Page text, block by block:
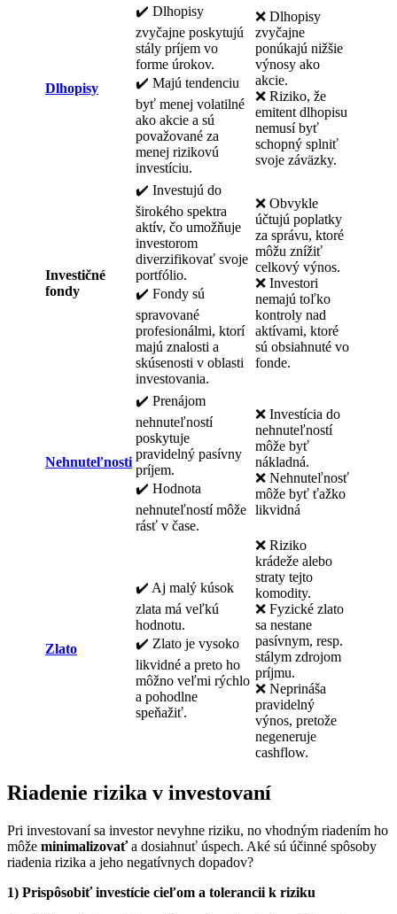
Dlhopisy
✔️ Dlhopisy
zvyčajne poskytujú
stály príjem vo
forme úrokov.
✔️ Majú tendenciu
byť menej volatilné
ako akcie a sú
považované za
menej rizikovú
investíciu.
❌ Dlhopisy
zvyčajne
ponúkajú nižšie
výnosy ako
akcie.
❌ Riziko, že
emitent dlhopisu
nemusí byť
schopný splniť
svoje záväzky.
Investičné
fondy
✔️ Investujú do
širokého spektra
aktív, čo umožňuje
investorom
diverzifikovať svoje
portfólio.
✔️ Fondy sú
spravované
profesionálmi, ktorí
majú znalosti a
skúsenosti v oblasti
investovania.
❌ Obvykle
účtujú poplatky
za správu, ktoré
môžu znížiť
celkový výnos.
❌ Investori
nemajú toľko
kontroly nad
aktívami, ktoré
sú obsiahnuté vo
fonde.
Nehnuteľnosti
✔️ Prenájom
nehnuteľností
poskytuje
pravidelný pasívny
príjem.
✔️ Hodnota
nehnuteľností môže
rásť v čase.
❌ Investícia do
nehnuteľností
môže byť
nákladná.
❌ Nehnuteľnosť
môže byť ťažko
likvidná
Zlato
✔️ Aj malý kúsok
zlata má veľkú
hodnotu.
✔️ Zlato je vysoko
likvidné a preto ho
môžno veľmi rýchlo
a pohodlne
speňažiť.
❌ Riziko
krádeže alebo
straty tejto
komodity.
❌ Fyzické zlato
sa nestane
pasívnym, resp.
stálym zdrojom
príjmu.
❌ Neprináša
pravidelný
výnos, pretože
negeneruje
cashflow.
Riadenie rizika v investovaní
Pri investovaní sa investor nevyhne riziku, no vhodným riadením ho
môže minimalizovaťa dosiahnuť úspech. Aké sú účinné spôsoby
riadenia rizika a jeho negatívnych dopadov?
1) Prispôsobiť investície cieľom a tolerancii k riziku